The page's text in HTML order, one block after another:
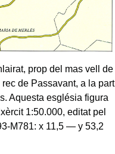
prop del mas vell de
de Passavant, a la part
Aquesta església figura
1:50.000, editat pel
M781: x 11,5 — y 53,2